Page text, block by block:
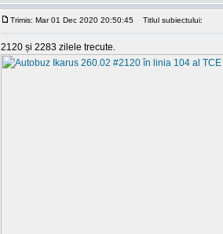
Trimis: Mar 01 Dec 2020 20:50:45 Titlul subiectului:
2120 și 2283 zilele trecute.